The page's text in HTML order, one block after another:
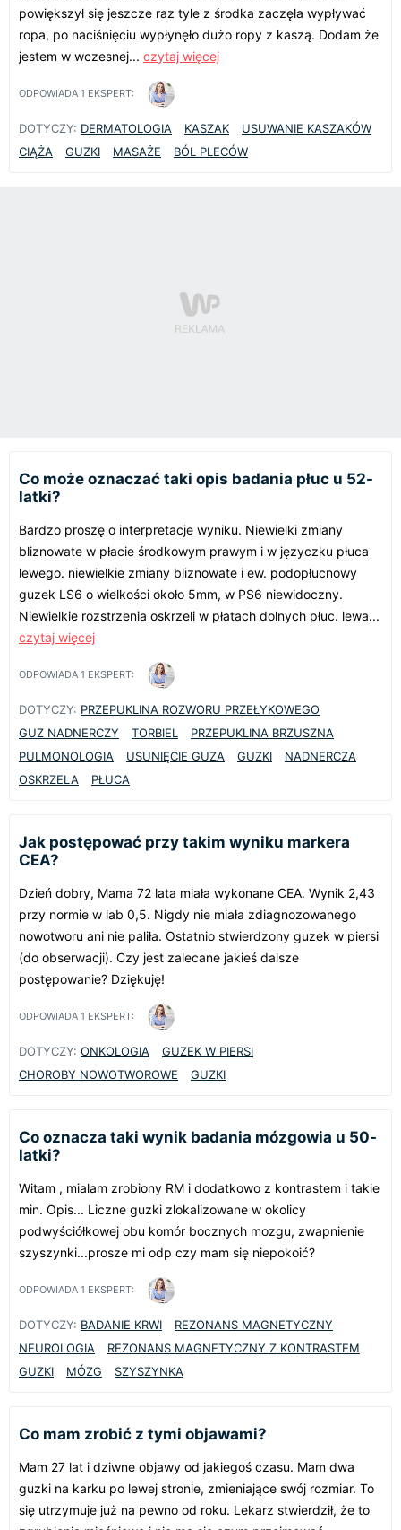
powiększył się jeszcze raz tyle z środka zaczęła wypływać
ropa, po naciśnięciu wypłynęło dużo ropy z kaszą. Dodam że
jestem w wczesnej... czytaj więcej
ODPOWIADA 1 EKSPERT:
DOTYCZY: DERMATOLOGIA KASZAK
USUWANIE KASZAKÓW
CIĄŻA
GUZKI MASAŻE BÓL PLECÓW
Co może oznaczać taki opis badania płuc u 52-
latki?
Bardzo proszę o interpretacje wyniku. Niewielki zmiany
bliznowate w płacie środkowym prawym i w języczku płuca
lewego. niewielkie zmiany bliznowate i ew. podopłucnowy
guzek LS6 o wielkości około 5mm, w PS6 niewidoczny.
Niewielkie rozstrzenia oskrzeli w płatach dolnych płuc. lewa...
czytaj więcej
ODPOWIADA 1 EKSPERT:
DOTYCZY: PRZEPUKLINA ROZWORU PRZEŁYKOWEGO
GUZ NADNERCZY
TORBIEL
PRZEPUKLINA BRZUSZNA
PULMONOLOGIA
USUNIĘCIE GUZA GUZKI
NADNERCZA
OSKRZELA
PŁUCA
Jak postępować przy takim wyniku markera
CEA?
Dzień dobry, Mama 72 lata miała wykonane CEA. Wynik 2,43
przy normie w lab 0,5. Nigdy nie miała zdiagnozowanego
nowotworu ani nie paliła. Ostatnio stwierdzony guzek w piersi
(do obserwacji). Czy jest zalecane jakieś dalsze
postępowanie? Dziękuję!
ODPOWIADA 1 EKSPERT:
DOTYCZY: ONKOLOGIA
GUZEK W PIERSI
CHOROBY NOWOTWOROWE
GUZKI
Co oznacza taki wynik badania mózgowia u 50-
latki?
Witam , mialam zrobiony RM i dodatkowo z kontrastem i takie
min. Opis... Liczne guzki zlokalizowane w okolicy
podwyściółkowej obu komór bocznych mozgu, zwapnienie
szyszynki...prosze mi odp czy mam się niepokoić?
ODPOWIADA 1 EKSPERT:
DOTYCZY: BADANIE KRWI
REZONANS MAGNETYCZNY
NEUROLOGIA
REZONANS MAGNETYCZNY Z KONTRASTEM
GUZKI
MÓZG SZYSZYNKA
Co mam zrobić z tymi objawami?
Mam 27 lat i dziwne objawy od jakiegoś czasu. Mam dwa
guzki na karku po lewej stronie, zmieniające swój rozmiar. To
się utrzymuje już na pewno od roku. Lekarz stwierdził, że to